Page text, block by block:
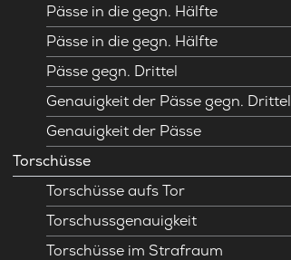
Pässe in die gegn. Hälfte
Pässe in die gegn. Hälfte
Pässe gegn. Drittel
Genauigkeit der Pässe gegn. Drittel
Genauigkeit der Pässe
Torschüsse
Torschüsse aufs Tor
Torschussgenauigkeit
Torschüsse im Strafraum